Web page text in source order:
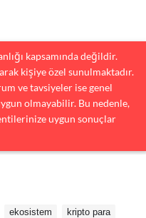
kapsamında değildir.
kişiye özel sunulmaktadır.
ve tavsiyeler ise genel
olmayabilir. Bu nedenle,
uygun sonuçlar
ekosistem kripto para